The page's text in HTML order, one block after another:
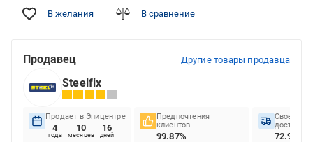
В желания В сравнение
Продавец Другие товары продавца
Steelfix
Продает в Эпицентре
4
года
10
месяцев
16
дней
Предпочтения
клиентов
99.87%
доставок
72.97%